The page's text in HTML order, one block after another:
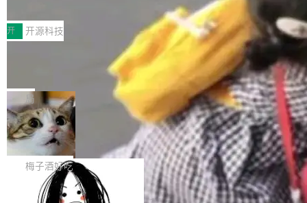
于自研UCL-Engine通信引擎，后续腾讯网平将
持续开源更多基于UCL-Engine的高性能通信组
件。 腾讯网平团队在UCL-MPComm中实现了一
个独立于业务线程的全局通信引擎（Engine），
助力企业AI研发安全落地 当前，越来越多企业已
经开始引入 AI Coding 工具，通过调用公有云模
型或企业内部部署模型提升研发效率。但随着 AI
Coding 从个人辅助工具逐步走向团队级、组织
级应用，企业在规模化落地过程中，对安全性、
可控性和代码质量提出了更高要求。 首先是数据
安全与合规要求。对于大多数普通研发场景，公
有云模型能够满足快速试用和效率提升的需求。
但对于金融、能源、医疗等对数据安全要求较...
前不久，工业和信息化部正式发布《2025年人工
智能应用典型案例名单》，集中展示人工智能在
各领域的应用成果，覆盖技术底座、行业赋能、
产品应用、支撑保障、专题等五大方向。深信服
AI算力网关（AI创新平台）成功入选！ 随着各行
各业的Agent走向规模化建设，算力构成形态逐
渐丰富，用户关注的重点也在发生变化：不只是
让AI用起来，还要进一步看清混合算力时代下，
Token花在哪里、算力是否被充分利用，以及持
续增长的AI成本该如何优化。 深信服AI算力网关
正是围绕这些实际问题，从Token治理和成本治
理两个方面，让用户的每一份算力都看得清、管
开 开源科技
Jeff Dean 离开 Google：一个时代的结
束，一个实验室的开始
Google 员工编号 20。MapReduce 作者之一。
Bigtable 作者之一。TensorFlow 的作者之一。
Gemini 的架构师。Google 首席科学家。 Jeff D
ean 在 Google 工作了 27 年后，宣布离职。 他
不是一个人走。一同离开的还有 Sanjay Ghema
wat（Google 员工编号 23，Jeff Dean 二十多
年的编程搭档，MapReduce 和 Bigtable 的共同
作者）、Quoc Le（Google 大脑核心成员，Se
局
🔥 SolonCode v2026.8.4 发布：界面
字体可调、22 种语言、记忆搜索增强
打开终端就能上岗的全中文编码智能体，这一轮
把「看得清、用母语、记得住」三件事一次补
齐。 SolonCode 是什么 SolonCode 是杭州无
耳科技研发的企业级终端编码智能体——一位全
梅子酒好吃
让“代码语义理解”深度释放AI Coding